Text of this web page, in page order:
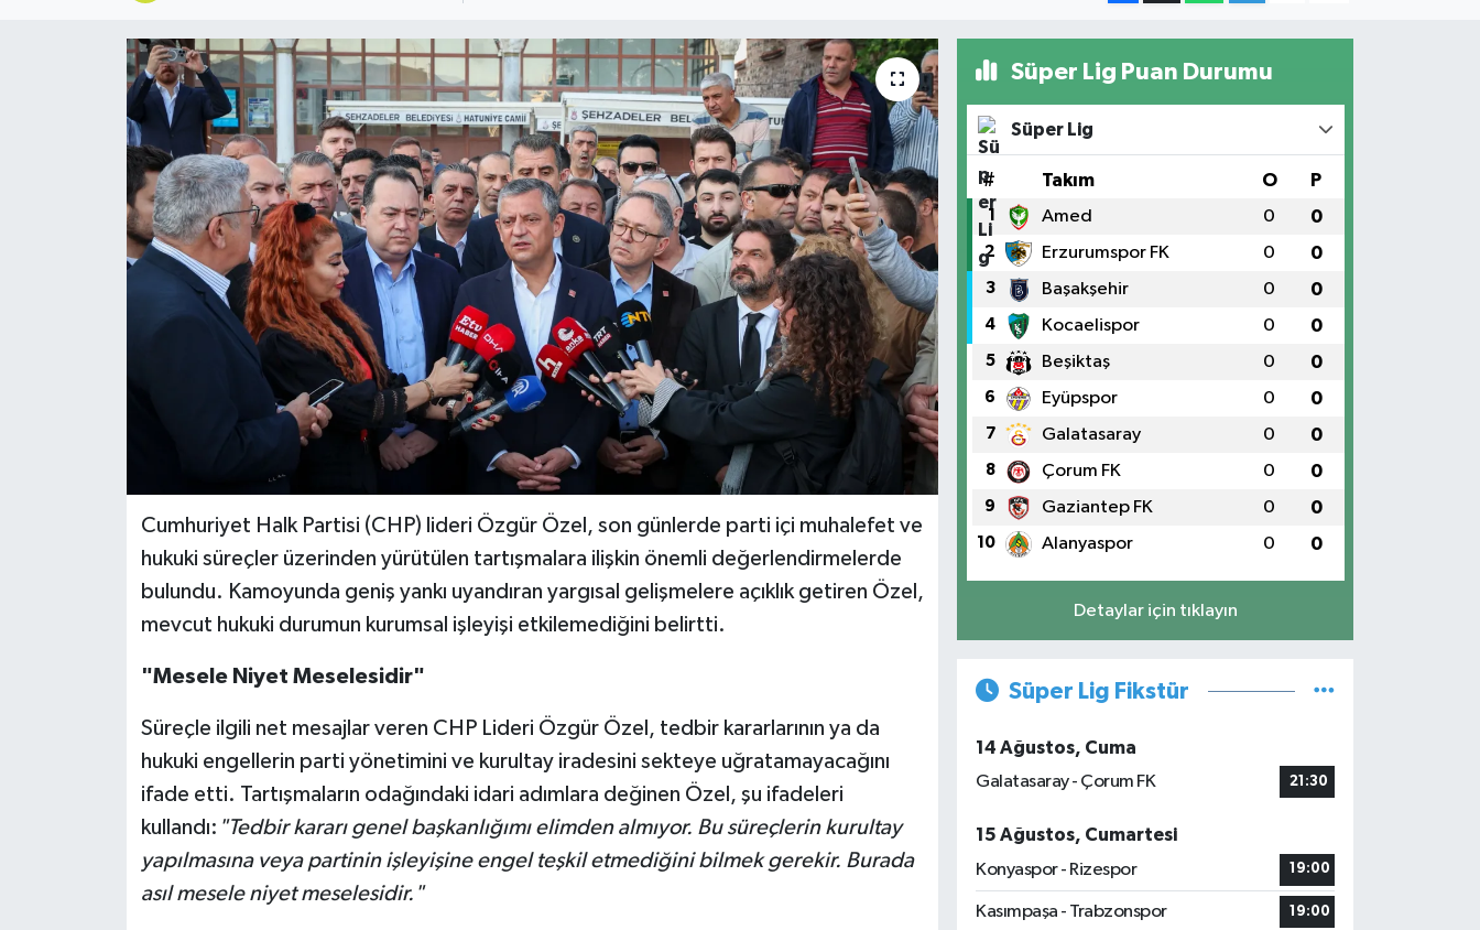
Cumhuriyet Halk Partisi (CHP) lideri Özgür Özel, son günlerde parti içi muhalefet ve
hukuki süreçler üzerinden yürütülen tartışmalara ilişkin önemli değerlendirmelerde
bulundu. Kamoyunda geniş yankı uyandıran yargısal gelişmelere açıklık getiren Özel,
mevcut hukuki durumun kurumsal işleyişi etkilemediğini belirtti.
"Mesele Niyet Meselesidir"
Süreçle ilgili net mesajlar veren CHP Lideri Özgür Özel, tedbir kararlarının ya da
hukuki engellerin parti yönetimini ve kurultay iradesini sekteye uğratamayacağını
ifade etti. Tartışmaların odağındaki idari adımlara değinen Özel, şu ifadeleri
kullandı: "Tedbir kararı genel başkanlığımı elimden almıyor. Bu süreçlerin kurultay
yapılmasına veya partinin işleyişine engel teşkil etmediğini bilmek gerekir. Burada
asıl mesele niyet meselesidir."
Süper Lig Puan Durumu
Süper Lig
# Takım O P
1 Amed 0 0
2 Erzurumspor FK 0 0
3 Başakşehir 0 0
4 Kocaelispor 0 0
5 Beşiktaş 0 0
6 Eyüpspor 0 0
7 Galatasaray 0 0
8 Çorum FK 0 0
9 Gaziantep FK 0 0
10 Alanyaspor 0 0
Detaylar için tıklayın
Süper Lig Fikstür
14 Ağustos, Cuma
Galatasaray - Çorum FK
21:30
15 Ağustos, Cumartesi
Konyaspor - Rizespor
19:00
Kasımpaşa - Trabzonspor 19:00